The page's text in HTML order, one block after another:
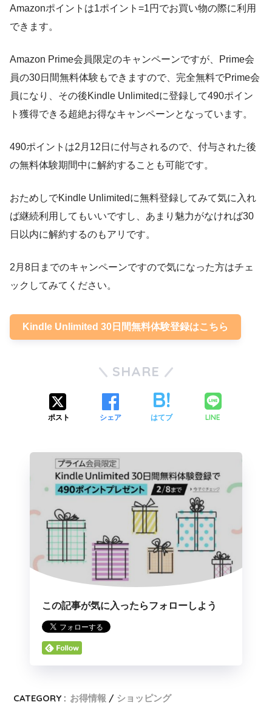
Amazonポイントは1ポイント=1円でお買い物の際に利用
できます。
Amazon Prime会員限定のキャンペーンですが、Prime会
員の30日間無料体験もできますので、完全無料でPrime会
員になり、その後Kindle Unlimitedに登録して490ポイン
ト獲得できる超絶お得なキャンペーンとなっています。
490ポイントは2月12日に付与されるので、付与された後
の無料体験期間中に解約することも可能です。
おためしでKindle Unlimitedに無料登録してみて気に入れ
ば継続利用してもいいですし、あまり魅力がなければ30
日以内に解約するのもアリです。
2月8日までのキャンペーンですので気になった方はチェ
ックしてみてください。
Kindle Unlimited 30日間無料体験登録はこちら
SHARE
ポスト シェア はてブ LINE
この記事が気に入ったらフォローしよう
CATEGORY : お得情報 ショッピング